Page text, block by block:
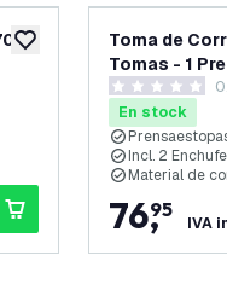
añadir a lista de deseos
Toma de
Tomas - 1
65 cm
0 estrellas de
En stock
Incl. 2
Material de
76,
95
IVA